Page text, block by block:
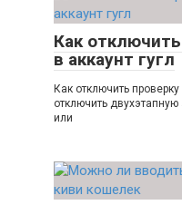
Как
в аккаунт гугл
Как отключить
отключить
или